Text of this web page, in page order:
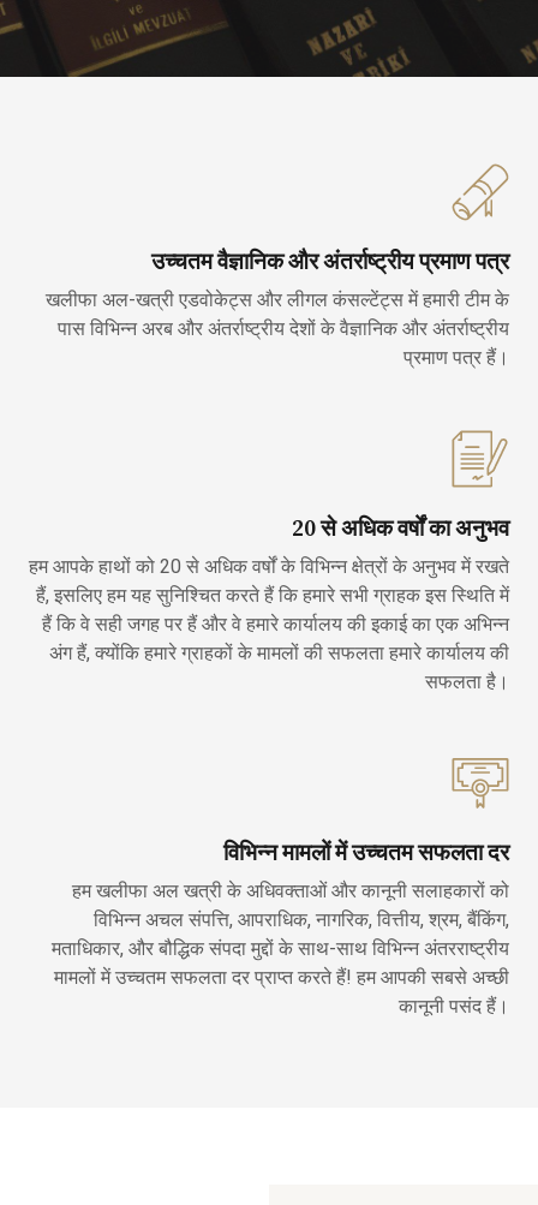
उच्चतम वैज्ञानिक और अंतर्राष्ट्रीय प्रमाण पत्र
खलीफा अल-खत्री एडवोकेट्स और लीगल कंसल्टेंट्स में हमारी टीम के
पास विभिन्न अरब और अंतर्राष्ट्रीय देशों के वैज्ञानिक और अंतर्राष्ट्रीय
प्रमाण पत्र हैं।
20 से अधिक वर्षों का अनुभव
हम आपके हाथों को 20 से अधिक वर्षों के विभिन्न क्षेत्रों के अनुभव में रखते
हैं, इसलिए हम यह सुनिश्चित करते हैं कि हमारे सभी ग्राहक इस स्थिति में
हैं कि वे सही जगह पर हैं और वे हमारे कार्यालय की इकाई का एक अभिन्न
अंग हैं, क्योंकि हमारे ग्राहकों के मामलों की सफलता हमारे कार्यालय की
सफलता है।
विभिन्न मामलों में उच्चतम सफलता दर
हम खलीफा अल खत्री के अधिवक्ताओं और कानूनी सलाहकारों को
विभिन्न अचल संपत्ति, आपराधिक, नागरिक, वित्तीय, श्रम, बैंकिंग,
मताधिकार, और बौद्धिक संपदा मुद्दों के साथ-साथ विभिन्न अंतरराष्ट्रीय
मामलों में उच्चतम सफलता दर प्राप्त करते हैं! हम आपकी सबसे अच्छी
कानूनी पसंद हैं।